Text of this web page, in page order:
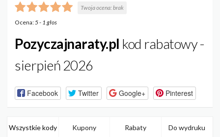
Twoja ocena:brak
Ocena:5- 1 głos
Pozyczajnaraty.pl kod rabatowy -
sierpień 2026
Facebook Twitter Google+ Pinterest
Wszystkie kody Kupony Rabaty Do wydruku